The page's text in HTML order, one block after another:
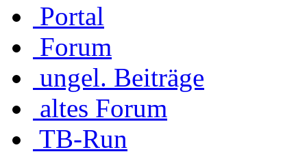
Portal
Forum
ungel. Beiträge
altes Forum
TB-Run